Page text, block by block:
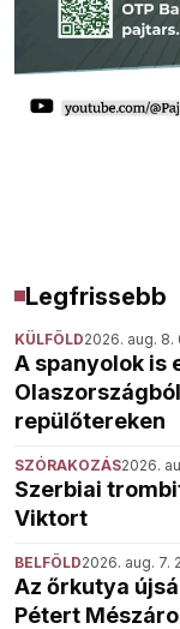
Legfrissebb
KÜLFÖLD2026. aug. 8.
A spanyolok is
repülőtereken
SZÓRAKOZÁS2026.
Szerbiai
Viktort
BELFÖLD2026. aug. 7.
Az őrkutya
Pétert